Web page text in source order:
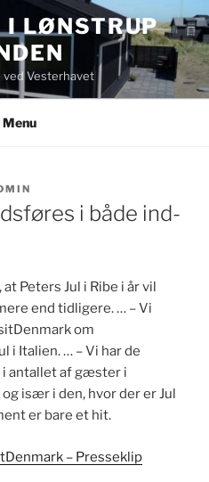
I LØNSTRUP
Vesterhavet
Menu
i både ind-
Peters Jul i Ribe i år vil
end tidligere. … – Vi
om
i Italien. … – Vi har de
i antallet af gæster i
især i den, hvor der er Jul
er bare et hit.
– Presseklip